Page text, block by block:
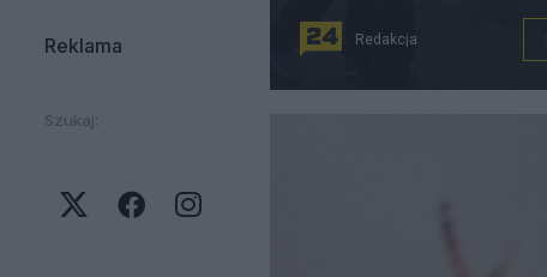
Reklama
Szukaj:
Redakcja